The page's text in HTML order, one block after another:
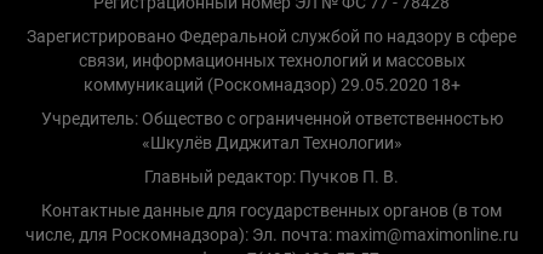
Зарегистрировано Федеральной службой по надзору в сфере
связи, информационных технологий и массовых
коммуникаций (Роскомнадзор) 29.05.2020 18+
Учредитель: Общество с ограниченной ответственностью
«Шкулёв Диджитал Технологии»
Главный редактор: Пучков П. В.
Контактные данные для государственных органов (в том
числе, для Роскомнадзора): Эл. почта: maxim@maximonline.ru